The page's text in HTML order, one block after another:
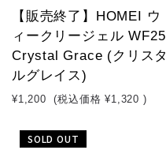
【販売終了】HOMEI ウ
ィークリージェル WF25
Crystal Grace (クリスタ
ルグレイス)
¥1,200 (税込価格 ¥1,320 )
SOLD OUT